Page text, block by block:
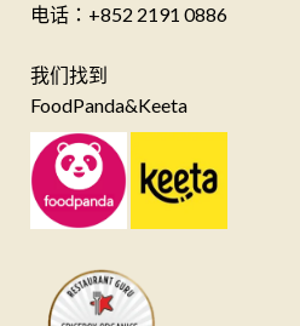
电话：+852 2191 0886
我们找到
FoodPanda&Keeta